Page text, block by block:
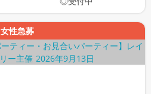
女性急募